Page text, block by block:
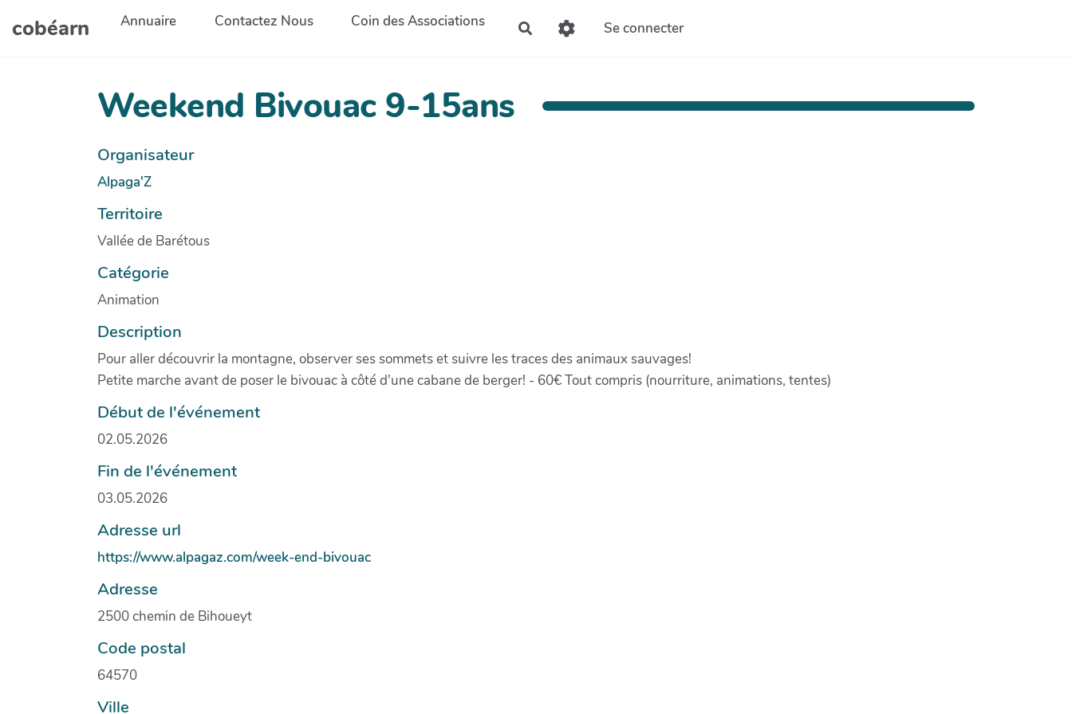
Aller au contenu principal
cobéarn Annuaire Contactez Nous Coin des Associations Rechercher Se connecter
Weekend Bivouac 9-15ans
Organisateur
Alpaga'Z
Territoire
Vallée de Barétous
Catégorie
Animation
Description
Pour aller découvrir la montagne, observer ses sommets et suivre les traces des animaux sauvages!
Petite marche avant de poser le bivouac à côté d'une cabane de berger! - 60€ Tout compris (nourriture, animations, tentes)
Début de l'événement
02.05.2026
Fin de l'événement
03.05.2026
Adresse url
https://www.alpagaz.com/week-end-bivouac
Adresse
2500 chemin de Bihoueyt
Code postal
64570
Ville